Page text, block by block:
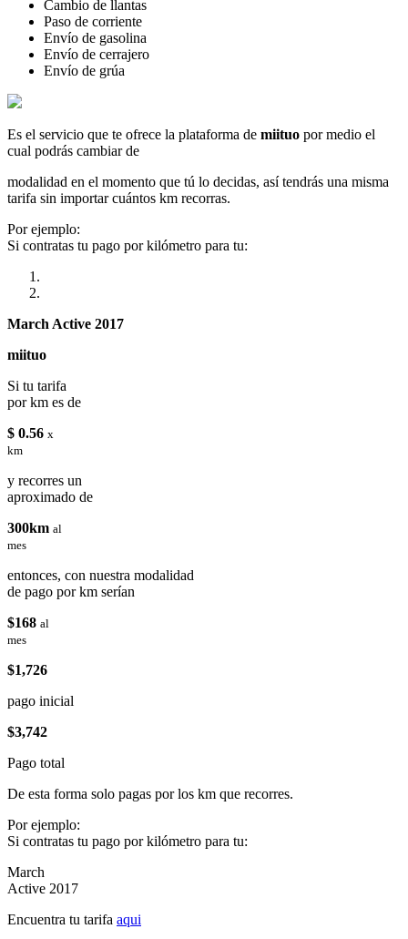
Cambio de llantas
Paso de corriente
Envío de gasolina
Envío de cerrajero
Envío de grúa
Es el servicio que te ofrece la plataforma de miituo por medio el
cual podrás cambiar de
modalidad en el momento que tú lo decidas, así tendrás una misma
tarifa sin importar cuántos km recorras.
Por ejemplo:
Si contratas tu pago por kilómetro para tu:
March Active 2017
miituo
Si tu tarifa
por km es de
$ 0.56 x
km
y recorres un
aproximado de
300km al
mes
entonces, con nuestra modalidad
de pago por km serían
$168 al
mes
$1,726
pago inicial
$3,742
Pago total
De esta forma solo pagas por los km que recorres.
Por ejemplo:
Si contratas tu pago por kilómetro para tu:
March
Active 2017
Encuentra tu tarifa aqui